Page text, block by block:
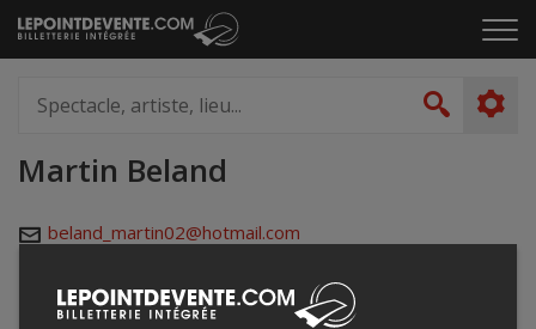
Passer
au
le
artiste,
lieu...
Martin Beland
beland_martin02@hotmail.com
Événements à venir